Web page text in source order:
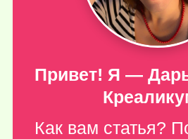
Привет! Я —
Как вам статья?